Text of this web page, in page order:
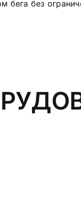
бега без